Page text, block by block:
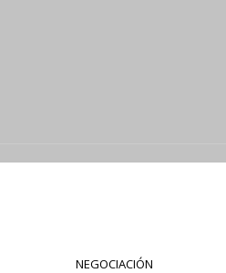
NEGOCIACIÓN